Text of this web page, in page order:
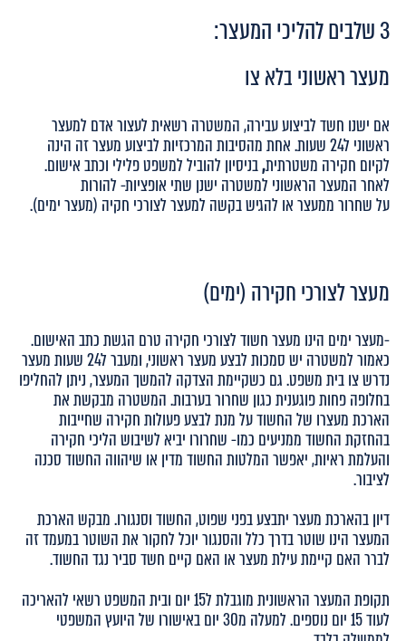
3 שלבים להליכי המעצר:
מעצר ראשוני בלא צו
אם ישנו חשד לביצוע עבירה, המשטרה רשאית לעצור אדם למעצר
ראשוני ל24 שעות. אחת מהסיבות המרכזיות לביצוע מעצר זה הינה
לקיום חקירה משטרתית,בניסיון להוביל למשפט פלילי וכתב אישום.
לאחר המעצר הראשוני למשטרה ישנן שתי אופציות- להורות
על שחרור ממעצר או להגיש בקשה למעצר לצורכי חקיה (מעצר ימים).
מעצר לצורכי חקירה (ימים)
-מעצר ימים הינו מעצר חשוד לצורכי חקירה טרם הגשת כתב האישום.
כאמור למשטרה יש סמכות לבצע מעצר ראשוני, ומעבר ל24 שעות מעצר
נדרש צו בית משפט. גם כשקיימת הצדקה להמשך המעצר, ניתן להחליפו
בחלופה פחות פוגענית כגון שחרור בערבות. המשטרה מבקשת את
הארכת מעצרו של החשוד על מנת לבצע פעולות חקירה שחייבות
בהחזקת החשוד ממניעים כמו- שחרורו יביא לשיבוש הליכי חקירה
והעלמת ראיות, יאפשר המלטות החשוד מדין או שיהווה החשוד סכנה
לציבור.
דיון בהארכת מעצר יתבצע בפני שפוט, החשוד וסנגורו. מבקש הארכת
המעצר הינו שוטר בדרך כלל והסנגור יוכל לחקור את השוטר במעמד זה
לברר האם קיימת עילת מעצר או האם קיים חשד סביר נגד החשוד.
תקופת המעצר הראשונית מוגבלת ל15 יום ובית המשפט רשאי להאריכה
לעוד 15 יום נוספים. למעלה מ30 יום באישורו של היועץ המשפטי